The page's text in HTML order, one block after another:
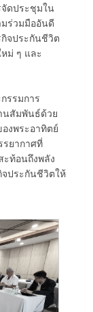
ดประชุมใน
มร่วมมืออันดี
จประกันชีวิต
ม่ ๆ และ
รรมการ
นสัมพันธ์ด้วย
งพระอาทิตย์
รยากาศที่
ะท้อนถึงพลัง
จประกันชีวิตให้